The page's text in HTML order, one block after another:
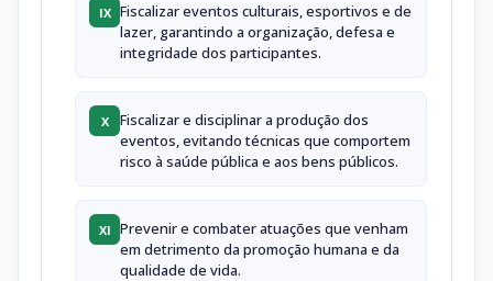
IX Fiscalizar eventos culturais, esportivos e de
lazer, garantindo a organização, defesa e
integridade dos participantes.
X
Fiscalizar e disciplinar a produção dos
eventos, evitando técnicas que comportem
risco à saúde pública e aos bens públicos.
XI Prevenir e combater atuações que venham
em detrimento da promoção humana e da
qualidade de vida.